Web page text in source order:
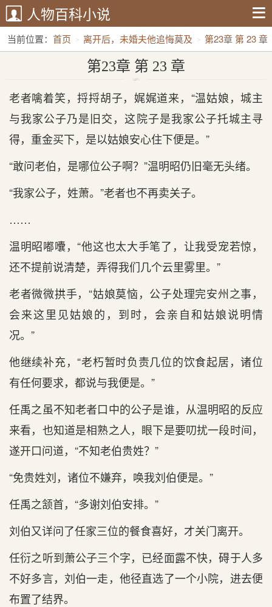
人物百科小说
当前位置： 首页 离开后，未婚夫他追悔莫及 第23章 第 23 章
第23章 第 23 章
老者噙着笑，捋捋胡子，娓娓道来，“温姑娘，城主
与我家公子乃是旧交，这院子是我家公子托城主寻
得，重金买下，是以姑娘安心住下便是。”
“敢问老伯，是哪位公子啊？”温明昭仍旧毫无头绪。
“我家公子，姓萧。”老者也不再卖关子。
……
温明昭嘟囔，“他这也太大手笔了，让我受宠若惊，
还不提前说清楚，弄得我们几个云里雾里。”
老者微微拱手，“姑娘莫恼，公子处理完安州之事，
会来这里见姑娘的，到时，会亲自和姑娘说明情
况。”
他继续补充，“老朽暂时负责几位的饮食起居，诸位
有任何要求，都说与我便是。”
任禹之虽不知老者口中的公子是谁，从温明昭的反应
来看，也知道是相熟之人，眼下是要叨扰一段时间，
遂开口问道，“不知老伯贵姓？”
“免贵姓刘，诸位不嫌弃，唤我刘伯便是。”
任禹之颔首，“多谢刘伯安排。”
刘伯又详问了任家三位的餐食喜好，才关门离开。
任衍之听到萧公子三个字，已经面露不快，碍于人多
不好多言，刘伯一走，他径直选了一个小院，进去便
布置了结界。